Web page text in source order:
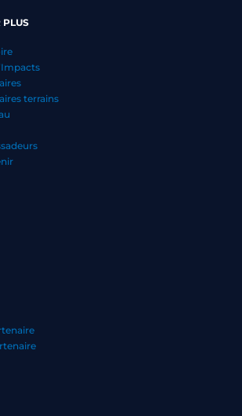
PLUS
terrains